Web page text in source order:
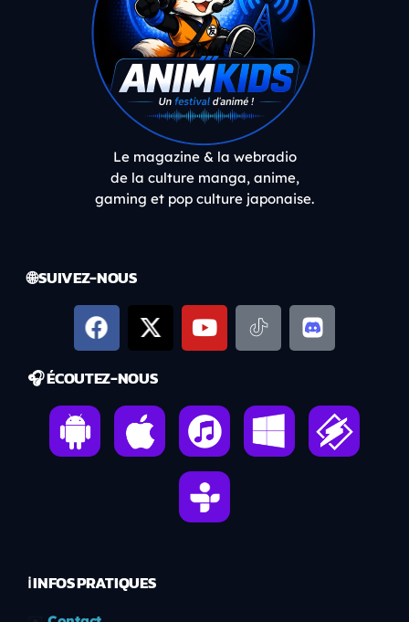
Le magazine & la webradio
de la culture manga, anime,
gaming et pop culture japonaise.
🌐 SUIVEZ-NOUS
🎧 ÉCOUTEZ-NOUS
ℹ️ INFOS PRATIQUES